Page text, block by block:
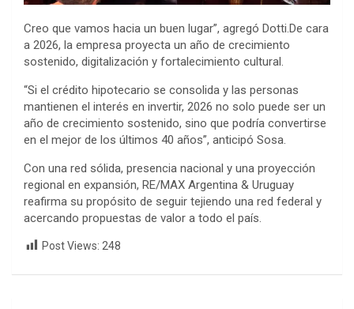
Creo que vamos hacia un buen lugar”, agregó Dotti.De cara
a 2026, la empresa proyecta un año de crecimiento
sostenido, digitalización y fortalecimiento cultural.
“Si el crédito hipotecario se consolida y las personas
mantienen el interés en invertir, 2026 no solo puede ser un
año de crecimiento sostenido, sino que podría convertirse
en el mejor de los últimos 40 años”, anticipó Sosa.
Con una red sólida, presencia nacional y una proyección
regional en expansión, RE/MAX Argentina & Uruguay
reafirma su propósito de seguir tejiendo una red federal y
acercando propuestas de valor a todo el país.
Post Views: 248